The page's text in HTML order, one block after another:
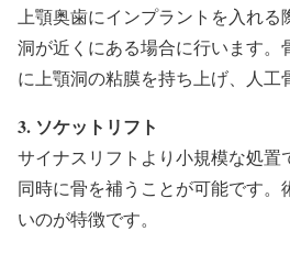
上顎奥歯にインプラントを入れる
洞が近くにある場合に行います。
に上顎洞の粘膜を持ち上げ、人工
3. ソケットリフト
サイナスリフトより小規模な処置
同時に骨を補うことが可能です。
いのが特徴です。